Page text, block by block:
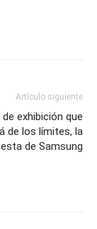
Artículo siguiente
exhibición que
de los límites, la
de Samsung